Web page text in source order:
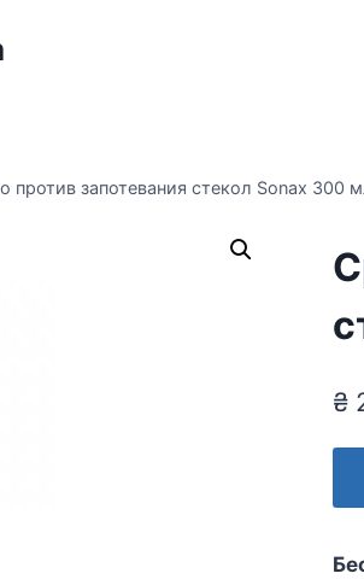
против запотевания стекол Sonax 300
₴